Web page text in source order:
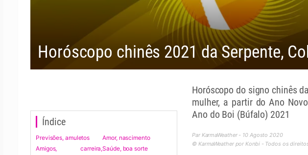
Horóscopo chinês 2021 da Serpente,
Índice
Previsões, amuletos
Amor, nascimento
Amigos, carreira,Saúde, boa sorte
Horóscopo do signo chinês
mulher, a partir do Ano
Ano do Boi (Búfalo) 2021
Par KarmaWeather - 10 Agosto 2020
© KarmaWeather por Konbi - Todos os